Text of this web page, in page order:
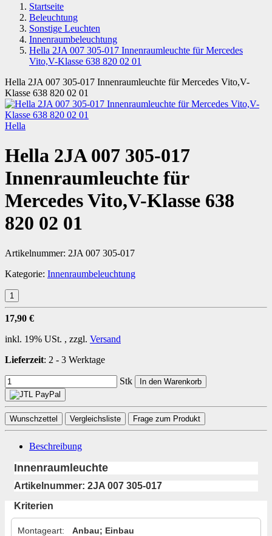
Startseite
Beleuchtung
Sonstige Leuchten
Innenraumbeleuchtung
Hella 2JA 007 305-017 Innenraumleuchte für Mercedes
Vito,V-Klasse 638 820 02 01
Hella 2JA 007 305-017 Innenraumleuchte für Mercedes Vito,V-
Klasse 638 820 02 01
Hella
Hella 2JA 007 305-017
Innenraumleuchte für
Mercedes Vito,V-Klasse 638
820 02 01
Artikelnummer: 2JA 007 305-017
Kategorie: Innenraumbeleuchtung
17,90 €
inkl. 19% USt. , zzgl. Versand
Lieferzeit: 2 - 3 Werktage
Stk In den Warenkorb
Wunschzettel Vergleichsliste Frage zum Produkt
Beschreibung
Innenraumleuchte
Artikelnummer: 2JA 007 305-017
Kriterien
Montageart:
Anbau; Einbau